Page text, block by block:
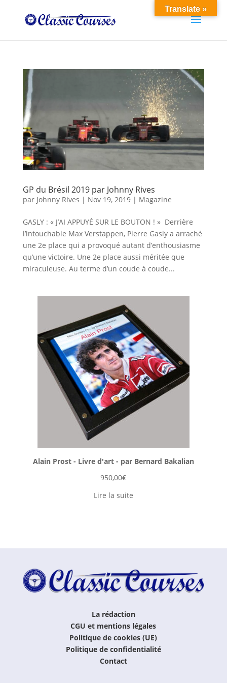
GP du Brésil 2019 par Johnny Rives
par Johnny Rives | Nov 19, 2019| Magazine
GASLY : « J’AI APPUYÉ SUR LE BOUTON ! » Derrière
l’intouchable Max Verstappen, Pierre Gasly a arraché
une 2e place qui a provoqué autant d’enthousiasme
qu’une victoire. Une 2e place aussi méritée que
miraculeuse. Au terme d’un coude à coude...
Alain Prost - Livre d'art - par Bernard Bakalian
950,00€
Lire la suite
La rédaction
CGU et mentions légales
Politique de cookies (UE)
Politique de confidentialité
Contact
Translate »